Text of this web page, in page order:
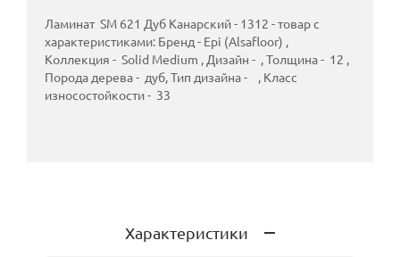
Ламинат SM 621 Дуб Канарский - 1312 - товар с
характеристиками: Бренд - Epi (Alsafloor) ,
Коллекция - Solid Medium , Дизайн - , Толщина - 12 ,
Порода дерева - дуб, Тип дизайна - , Класс
износостойкости - 33
Характеристики